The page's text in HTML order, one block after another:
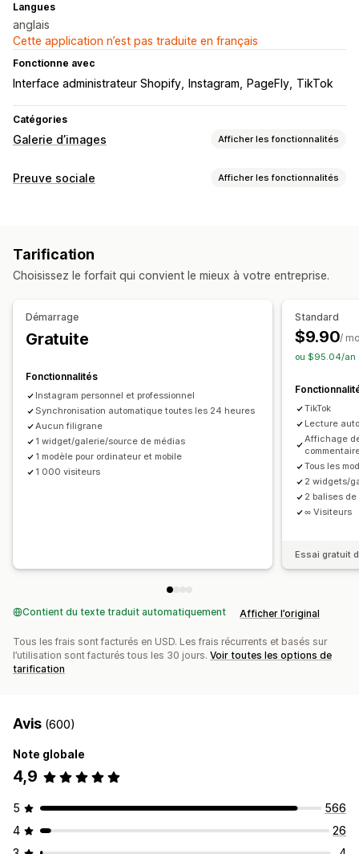
Langues
anglais
Cette application n’est pas traduite en français
Fonctionne avec
Interface administrateur Shopify Instagram PageFly TikTok
Catégories
Galerie d’images Afficher les fonctionnalités
Types de galeries
Personnalisation
Styles personnalisés
CSS personnalisées
Légendes
Multilingue
Preuve sociale Afficher les fonctionnalités
Suivi de l’engagement
Tarification
Choisissez le forfait qui convient le mieux à votre entreprise.
Démarrage
Gratuite
Fonctionnalités
Instagram personnel et professionnel
Synchronisation automatique toutes les 24 heures
Aucun filigrane
1 widget/galerie/source de médias
1 modèle pour ordinateur et mobile
1 000 visiteurs
Standard
$9.90/
ou $95.04/an
TikTok
Lecture
Affichage
Tous les
2 widgets/
2 balises
∞ Visiteurs
Essai gratuit
Contient du texte traduit automatiquement Afficher l’original
Tous les frais sont facturés en USD. Les frais récurrents et basés sur
l’utilisation sont facturés tous les 30 jours. Voir toutes les options de
tarification
Avis (600)
Note globale
4,9
5
566
4
26